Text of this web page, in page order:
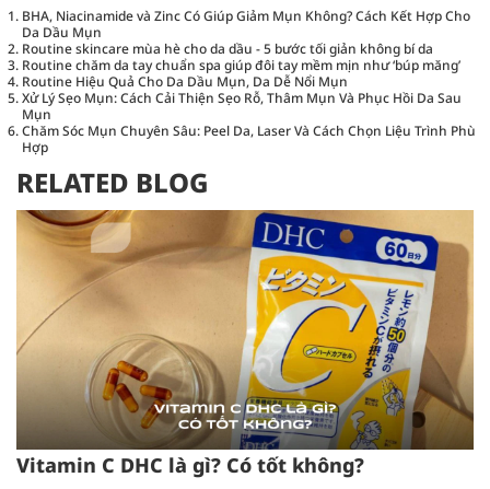
BHA, Niacinamide và Zinc Có Giúp Giảm Mụn Không? Cách Kết Hợp Cho
Da Dầu Mụn
Routine skincare mùa hè cho da dầu - 5 bước tối giản không bí da
Routine chăm da tay chuẩn spa giúp đôi tay mềm mịn như ‘búp măng’
Routine Hiệu Quả Cho Da Dầu Mụn, Da Dễ Nổi Mụn
Xử Lý Sẹo Mụn: Cách Cải Thiện Sẹo Rỗ, Thâm Mụn Và Phục Hồi Da Sau
Mụn
Chăm Sóc Mụn Chuyên Sâu: Peel Da, Laser Và Cách Chọn Liệu Trình Phù
Hợp
RELATED BLOG
Vitamin C DHC là gì? Có tốt không?